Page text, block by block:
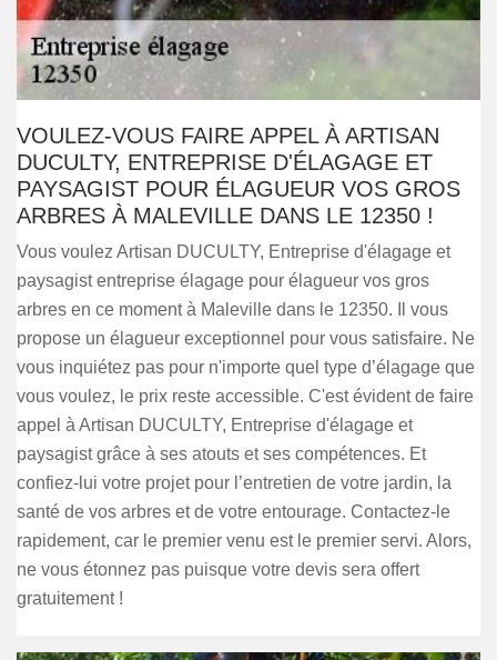
VOULEZ-VOUS FAIRE APPEL À ARTISAN
DUCULTY, ENTREPRISE D'ÉLAGAGE ET
PAYSAGIST POUR ÉLAGUEUR VOS GROS
ARBRES À MALEVILLE DANS LE 12350 !
Vous voulez Artisan DUCULTY, Entreprise d'élagage et
paysagist entreprise élagage pour élagueur vos gros
arbres en ce moment à Maleville dans le 12350. Il vous
propose un élagueur exceptionnel pour vous satisfaire. Ne
vous inquiétez pas pour n'importe quel type d’élagage que
vous voulez, le prix reste accessible. C'est évident de faire
appel à Artisan DUCULTY, Entreprise d'élagage et
paysagist grâce à ses atouts et ses compétences. Et
confiez-lui votre projet pour l’entretien de votre jardin, la
santé de vos arbres et de votre entourage. Contactez-le
rapidement, car le premier venu est le premier servi. Alors,
ne vous étonnez pas puisque votre devis sera offert
gratuitement !